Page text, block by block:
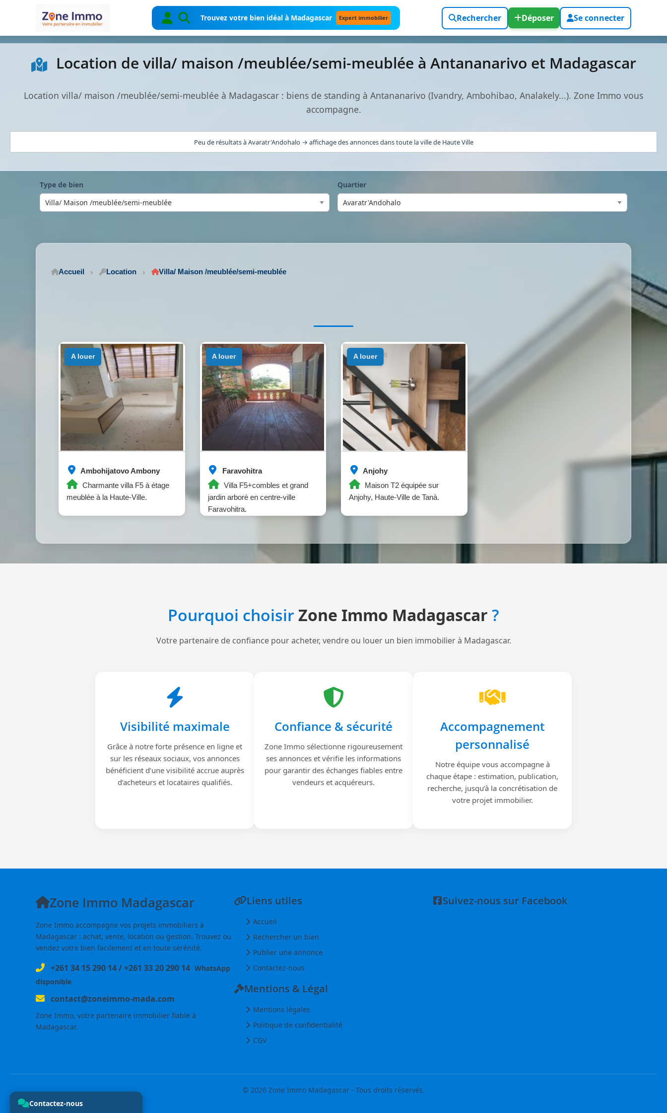
Trouvez votre bien idéal à Madagascar Expert immobilier Rechercher Déposer Se connecter
Location de villa/ maison /meublée/semi-meublée à Antananarivo et Madagascar
Location villa/ maison /meublée/semi-meublée à Madagascar : biens de standing à Antananarivo (Ivandry, Ambohibao, Analakely...). Zone Immo vous
accompagne.
Peu de résultats à Avaratr'Andohalo → affichage des annonces dans toute la ville de Haute Ville
Type de bien Quartier
Accueil Location Villa/ Maison /meublée/semi-meublée
Ambohijatovo Ambony
Charmante villa F5 à étage
meublée à la Haute-Ville.
a louer
Faravohitra
Villa F5+combles et grand
jardin arboré en centre-ville
Faravohitra.
a louer
Anjohy
Maison T2 équipée sur
Anjohy, Haute-Ville de Tanà.
a louer
Pourquoi choisirZone Immo Madagascar ?
Votre partenaire de confiance pour acheter, vendre ou louer un bien immobilier à Madagascar.
Visibilité maximale
Grâce à notre forte présence en ligne et
sur les réseaux sociaux, vos annonces
bénéficient d’une visibilité accrue auprès
d’acheteurs et locataires qualifiés.
Confiance & sécurité
Zone Immo sélectionne rigoureusement
ses annonces et vérifie les informations
pour garantir des échanges fiables entre
vendeurs et acquéreurs.
Accompagnement
personnalisé
Notre équipe vous accompagne à
chaque étape : estimation, publication,
recherche, jusqu’à la concrétisation de
votre projet immobilier.
Zone Immo Madagascar
Zone Immo accompagne vos projets immobiliers à
Madagascar : achat, vente, location ou gestion. Trouvez ou
vendez votre bien facilement et en toute sérénité.
+261 34 15 290 14/+261 33 20 290 14 WhatsApp
disponible
contact@zoneimmo-mada.com
Zone Immo, votre partenaire immobilier fiable à
Madagascar.
Liens utiles
Accueil
Rechercher un bien
Publier une annonce
Contactez-nous
Mentions & Légal
Mentions légales
Politique de confidentialité
CGV
Suivez-nous sur Facebook
© 2026 Zone Immo Madagascar - Tous droits réservés.
Contactez-nous